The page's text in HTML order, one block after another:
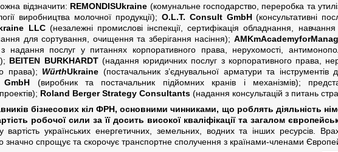
відзначити: REMONDISUkraine (комунальне господарство, переробка та
виробництва молочної продукції); O.L.T. Consult GmbH(консультативні
LLC(незалежні промислові інспекції, сертифікація обладнання,
для сортування, очищення та зберігання насіння); AMKmAcademyfor
надання послуг у питаннях корпоративного права, нерухомості,
BEITEN BURKHARDT(надання юридичних послуг з корпоративного права,
права); WürthUkraine (постачальник з’єднувальної арматури та інструментів
GmbH (виробник та постачальник підйомних кранів і механізмів);
Roland Berger Strategy Consultants (надання консультацій з питань
бізнесових кіл ФРН, основними чинниками, що роблять діяльність
робочої сили за її досить високої кваліфікації та загалом
українських енергетичних, земельних, водних та інших ресурсів.
спрощує та скорочує транспортне сполучення з країнами-членами